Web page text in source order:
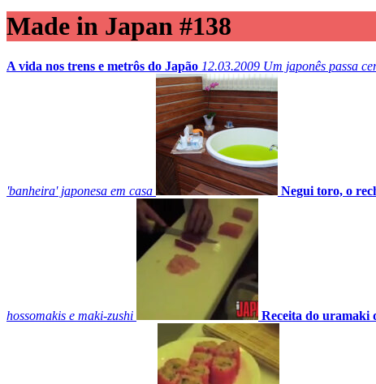
Made in Japan #138
A vida nos trens e metrôs do Japão 12.03.2009 Um japonês passa
'banheira' japonesa em casa Negui toro, o
hossomakis e maki-zushi Receita do uramaki